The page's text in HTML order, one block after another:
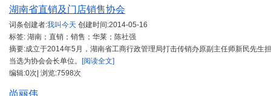
湖南省直销及门店销售协会
词条创建者:我叫今天 创建时间:2014-05-16
标签: 湖南；直销；销售；华莱；陈社强
摘要:成立于2014年5月，湖南省工商行政管理局打击传销办原副主任师新民先生
当选为协会会长单位。
[阅读全文]
编辑:0次| 浏览:7598次
尚丽伟